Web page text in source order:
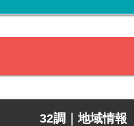
32調｜地域情報